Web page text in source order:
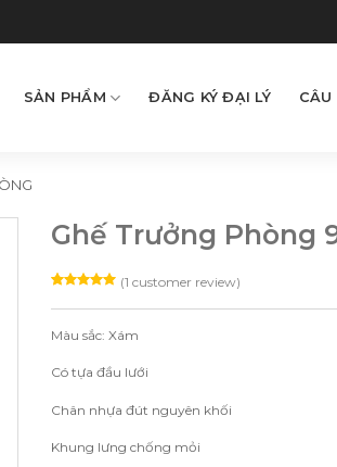
SẢN PHẨM ĐĂNG KÝ ĐẠI LÝ CÂU
Ghế Trưởng Phòng
out of 5
customer
(1 customer review)
Màu sắc: Xám
Có tựa đầu lưới
Chân nhựa đút nguyên khối
Khung lưng chống mỏi